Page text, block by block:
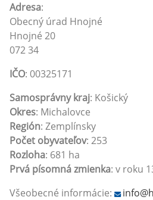
Adresa:
Obecný úrad Hnojné
Hnojné 20
072 34
IČO: 00325171
Samosprávny kraj: Košický
Okres: Michalovce
Región: Zemplínsky
Počet obyvateľov: 253
Rozloha: 681 ha
Prvá písomná zmienka: v roku
Všeobecné informácie: